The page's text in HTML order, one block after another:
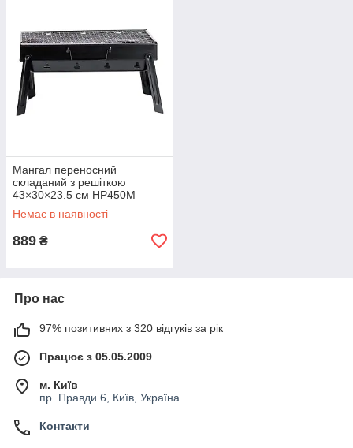
Мангал переносний
складаний з решіткою
43×30×23.5 см HP450M
Немає в наявності
889 ₴
Про нас
97% позитивних з 320 відгуків за рік
Працює з 05.05.2009
м. Київ
пр. Правди 6, Київ, Україна
Контакти